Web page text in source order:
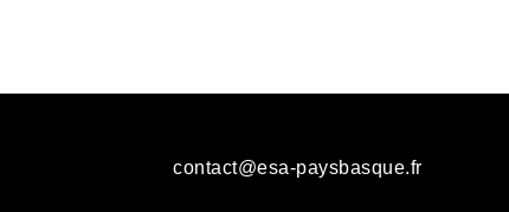
contact@esa-paysbasque.fr